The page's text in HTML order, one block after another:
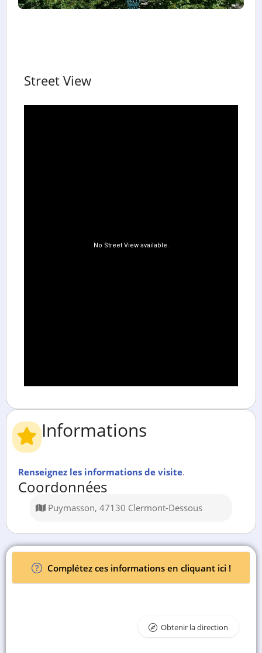
Informations
Renseignez les informations de visite.
Coordonnées
Puymasson, 47130 Clermont-Dessous
Street View
Complétez ces informations en cliquant ici !
Obtenir la direction